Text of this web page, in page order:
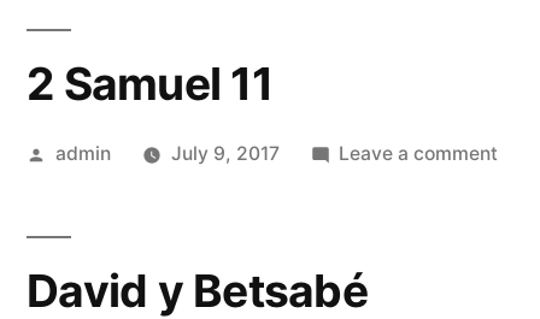
2 Samuel 11
Posted
admin July 9, 2017 Leave a comment
David y Betsabé